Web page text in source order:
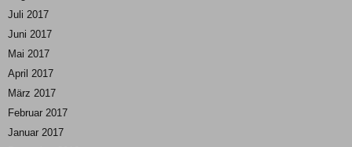
Juli 2017
Juni 2017
Mai 2017
April 2017
März 2017
Februar 2017
Januar 2017